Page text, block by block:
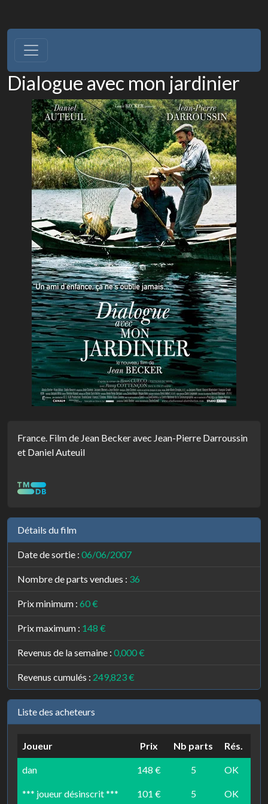
Dialogue avec mon jardinier
France. Film de Jean Becker avec Jean-Pierre Darroussin
et Daniel Auteuil
Détails du film
Date de sortie : 06/06/2007
Nombre de parts vendues : 36
Prix minimum : 60 €
Prix maximum : 148 €
Revenus de la semaine : 0,000 €
Revenus cumulés : 249,823 €
Liste des acheteurs
Joueur Prix Nb parts Rés.
dan 148 € 5 OK
*** joueur désinscrit *** 101 € 5 OK